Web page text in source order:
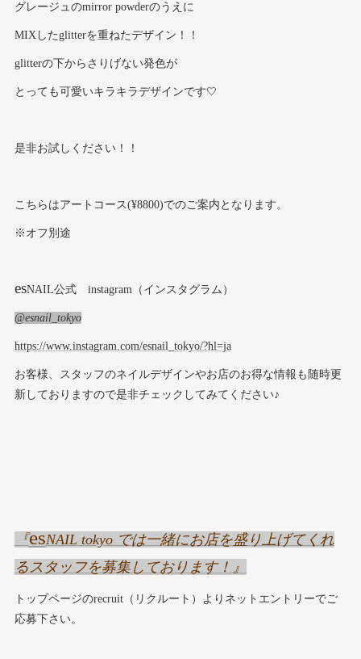
グレージュのmirror powderのうえに
MIXしたglitterを重ねたデザイン！！
glitterの下からさりげない発色が
とっても可愛いキラキラデザインです🤍
是非お試しください！！
こちらはアートコース(¥8800)でのご案内となります。
※オフ別途
esNAIL公式 instagram（インスタグラム）
@esnail_tokyo
https://www.instagram.com/esnail_tokyo/?hl=ja
お客様、スタッフのネイルデザインやお店のお得な情報も随時更
新しておりますので是非チェックしてみてください♪
『esNAIL tokyo では一緒にお店を盛り上げてくれ
るスタッフを募集しております！』
トップページのrecruit（リクルート）よりネットエントリーでご
応募下さい。